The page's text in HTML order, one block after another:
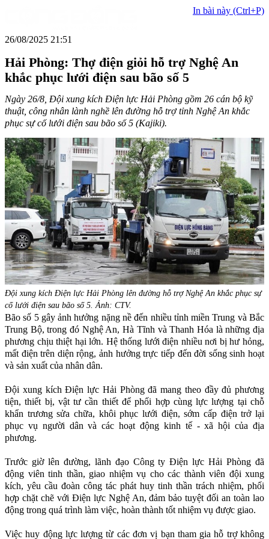
26/08/2025 21:51
In bài này (Ctrl+P)
Hải Phòng: Thợ điện giỏi hỗ trợ Nghệ An
khắc phục lưới điện sau bão số 5
Ngày 26/8, Đội xung kích Điện lực Hải Phòng gồm 26 cán bộ kỹ
thuật, công nhân lành nghề lên đường hỗ trợ tỉnh Nghệ An khắc
phục sự cố lưới điện sau bão số 5 (Kajiki).
Đội xung kích Điện lực Hải Phòng lên đường hỗ trợ Nghệ An khắc phục sự
cố lưới điện sau bão số 5. Ảnh: CTV.
Bão số 5 gây ảnh hưởng nặng nề đến nhiều tỉnh miền Trung và Bắc
Trung Bộ, trong đó Nghệ An, Hà Tĩnh và Thanh Hóa là những địa
phương chịu thiệt hại lớn. Hệ thống lưới điện nhiều nơi bị hư hỏng,
mất điện trên diện rộng, ảnh hưởng trực tiếp đến đời sống sinh hoạt
và sản xuất của nhân dân.
Đội xung kích Điện lực Hải Phòng đã mang theo đầy đủ phương
tiện, thiết bị, vật tư cần thiết để phối hợp cùng lực lượng tại chỗ
khẩn trương sửa chữa, khôi phục lưới điện, sớm cấp điện trở lại
phục vụ người dân và các hoạt động kinh tế - xã hội của địa
phương.
Trước giờ lên đường, lãnh đạo Công ty Điện lực Hải Phòng đã
động viên tinh thần, giao nhiệm vụ cho các thành viên đội xung
kích, yêu cầu đoàn công tác phát huy tinh thần trách nhiệm, phối
hợp chặt chẽ với Điện lực Nghệ An, đảm bảo tuyệt đối an toàn lao
động trong quá trình làm việc, hoàn thành tốt nhiệm vụ được giao.
Việc huy động lực lượng từ các đơn vị bạn tham gia hỗ trợ không